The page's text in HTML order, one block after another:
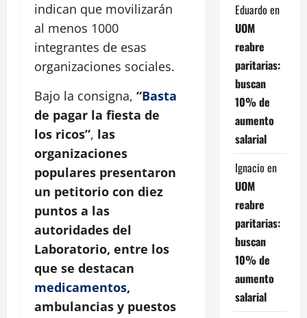
indican que movilizarán
al menos 1000
integrantes de esas
organizaciones sociales.
Bajo la consigna, “Basta
de pagar la fiesta de
los ricos”, las
organizaciones
populares presentaron
un petitorio con diez
puntos a las
autoridades del
Laboratorio, entre los
que se destacan
medicamentos,
ambulancias y puestos
Eduardo en
UOM
reabre
paritarias:
buscan
10% de
aumento
salarial
Ignacio en
UOM
reabre
paritarias:
buscan
10% de
aumento
salarial